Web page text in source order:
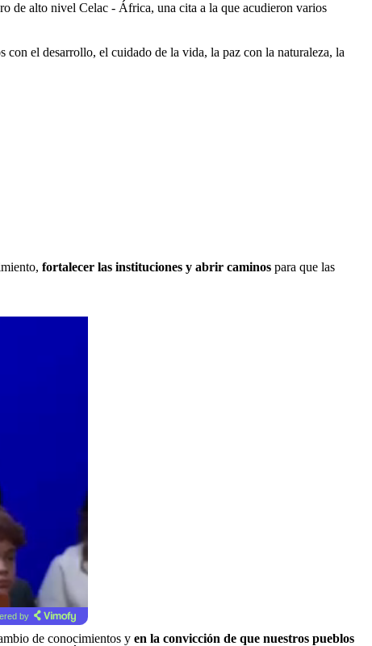
de alto nivel Celac - África, una cita a la que acudieron varios
con el desarrollo, el cuidado de la vida, la paz con la naturaleza, la
fortalecer las instituciones y abrir caminos para que las
by
de conocimientos y en la convicción de que nuestros pueblos